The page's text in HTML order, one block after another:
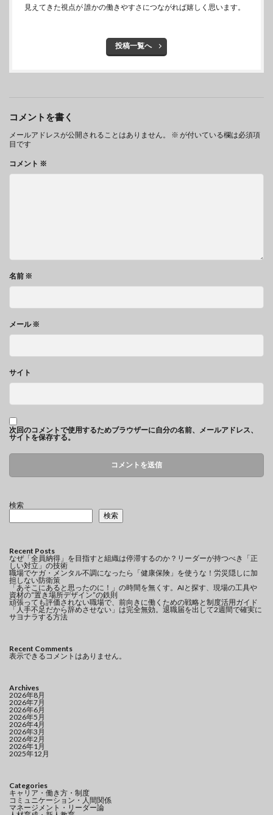
見えてきた視点が 誰かの働きやすさにつながれば嬉しく思います。
投稿一覧へ
コメントを書く
メールアドレスが公開されることはありません。 ※ が付いている欄は必須項
目です
コメント ※
名前 ※
メール※
サイト
次回のコメントで使用するためブラウザーに自分の名前、メールアドレス、
サイトを保存する。
検索
検索
Recent Posts
なぜ「全員納得」を目指すと組織は停滞するのか？リーダーが持つべき「正
しい対立」の技術
職場でケガ・メンタル不調になったら「健康保険」を使うな！労災隠しに加
担しない防衛策
「あそこにあると思ったのに！」の時間を無くす。AIと探す、現場の工具や
資材の“置き場所デザイン”の鉄則
頑張っても評価されない職場で、前向きに働くための戦略と制度活用ガイド
「人手不足だから辞めさせない」は完全無効。退職届を出して2週間で確実に
サヨナラする方法
Recent Comments
表示できるコメントはありません。
Archives
2026年8月
2026年7月
2026年6月
2026年5月
2026年4月
2026年3月
2026年2月
2026年1月
2025年12月
Categories
キャリア・働き方・制度
コミュニケーション・人間関係
マネージメント・リーダー論